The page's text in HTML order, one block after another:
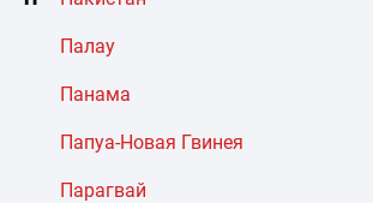
Палау
Панама
Папуа-Новая Гвинея
Парагвай